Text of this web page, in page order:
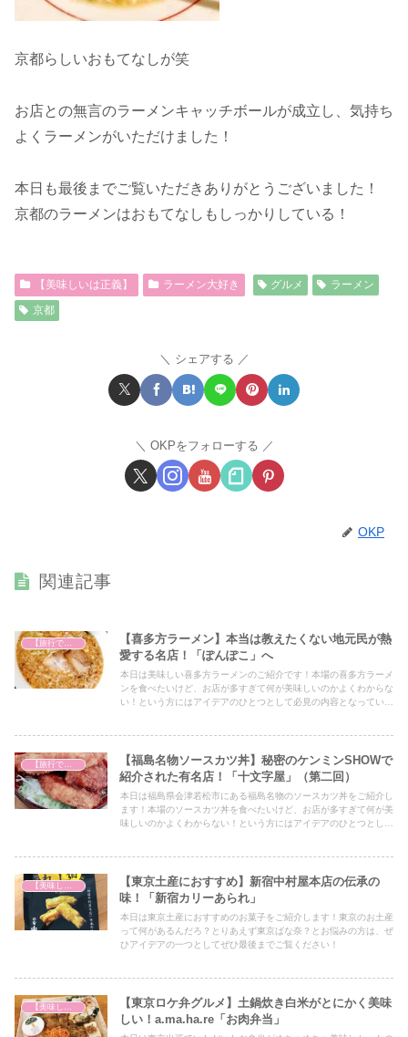
京都らしいおもてなしが笑
お店との無言のラーメンキャッチボールが成立し、気持ち
よくラーメンがいただけました！
本日も最後までご覧いただきありがとうございました！
京都のラーメンはおもてなしもしっかりしている！
【美味しいは正義】 ラーメン大好き グルメ
ラーメン
京都
シェアする
OKPをフォローする
OKP
関連記事
【喜多方ラーメン】本当は教えたくない地元民が熱
愛する名店！「ぽんぽこ」へ
本日は美味しい喜多方ラーメンのご紹介です！本場の喜多方ラーメ
ンを食べたいけど、お店が多すぎて何が美味しいのかよくわからな
い！という方にはアイデアのひとつとして必見の内容となっていま
【福島名物ソースカツ丼】秘密のケンミンSHOWで
紹介された有名店！「十文字屋」（第二回）
本日は福島県会津若松市にある福島名物のソースカツ丼をご紹介し
ます！本場のソースカツ丼を食べたいけど、お店が多すぎて何が美
味しいのかよくわからない！という方にはアイデアのひとつとして
【東京土産におすすめ】新宿中村屋本店の伝承の
味！「新宿カリーあられ」
本日は東京土産におすすめのお菓子をご紹介します！東京のお土産
って何があるんだろ？とりあえず東京ばな奈？とお悩みの方は、ぜ
ひアイデアの一つとしてぜひ最後までご覧ください！
【東京ロケ弁グルメ】土鍋炊き白米がとにかく美味
しい！a.ma.ha.re「お肉弁当」